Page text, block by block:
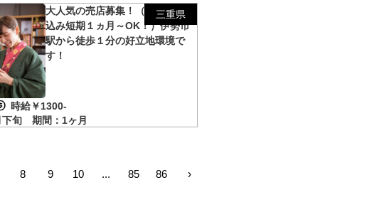
三重県
大人気の売店募集！（即日！住み
込み短期１ヵ月～OK！）伊勢市
駅から徒歩１分の好立地環境で
す！
時給￥1300-
下旬 期間：1ヶ月
8 9 10 ... 85 86 ›